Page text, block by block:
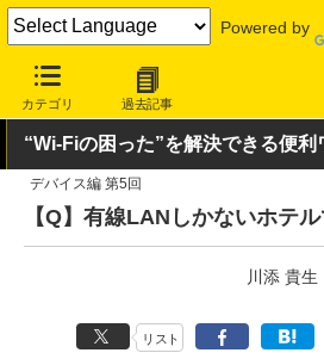
Powered by
カテゴリ 過去記事
INTERNET Watch ハードウェア
“Wi-Fiの困った”を解決できる便利
デバイス編 第5回
【Q】有線LANしかないホテ
川添 貴生
リスト